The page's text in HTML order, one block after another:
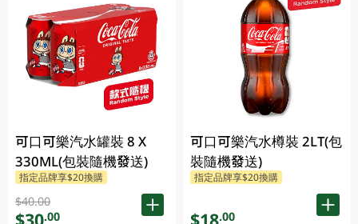
可口可樂汽水罐裝 8 X
330ML(包裝隨機發送)
指定品牌享$20換購
$40.00
.00
可口可樂汽水樽裝 2LT(包
裝隨機發送)
指定品牌享$20換購
.00